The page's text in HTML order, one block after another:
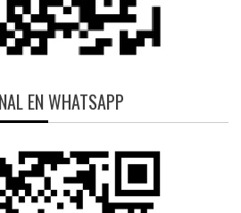
EN WHATSAPP